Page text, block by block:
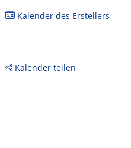
Kalender des Erstellers
Kalender teilen